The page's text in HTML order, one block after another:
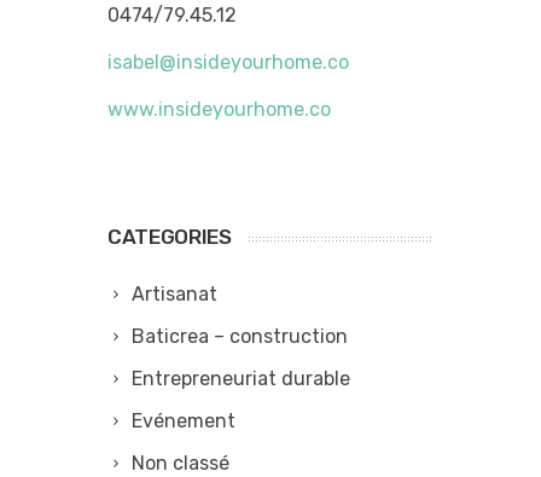
0474/79.45.12
isabel@insideyourhome.co
www.insideyourhome.co
CATEGORIES
Artisanat
Baticrea – construction
Entrepreneuriat durable
Evénement
Non classé